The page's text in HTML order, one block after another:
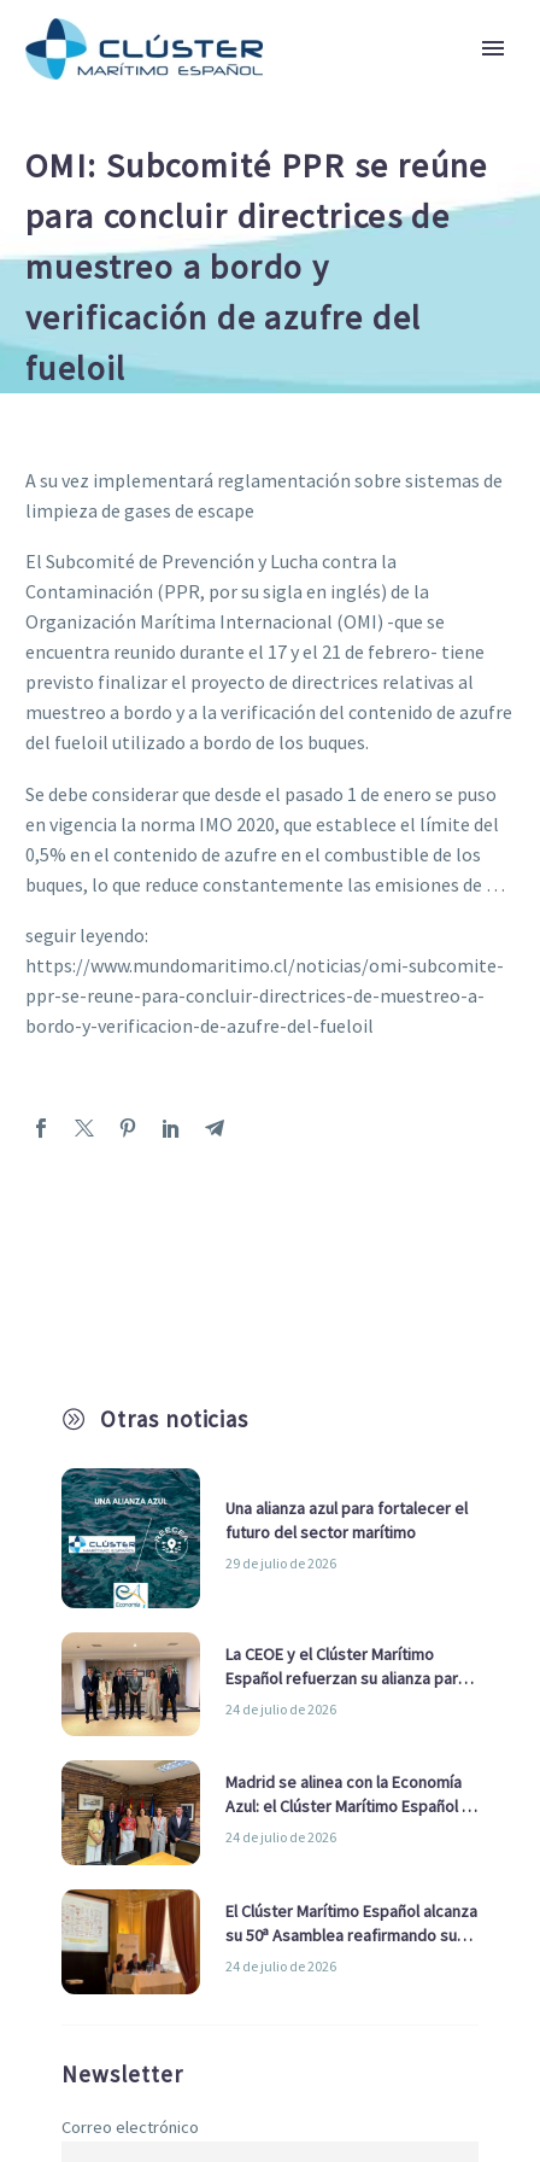
OMI: Subcomité PPR se reúne
para concluir directrices de
muestreo a bordo y
verificación de azufre del
fueloil
A Otras noticias
Una alianza azul para fortalecer el
futuro del sector marítimo
29 de julio de 2026
La CEOE y el Clúster Marítimo
Español refuerzan su alianza para
impulsar una estrategia Nacional
24 de julio de 2026
Madrid se alinea con la Economía
Azul: el Clúster Marítimo Español y
la Real Liga Naval avanzan alianzas
24 de julio de 2026
El Clúster Marítimo Español alcanza
su 50ª Asamblea reafirmando su
liderazgo en la Economía Azul
24 de julio de 2026
Newsletter
Correo electrónico
A su vez implementará reglamentación sobre sistemas de
limpieza de gases de escape
El Subcomité de Prevención y Lucha contra la
Contaminación (PPR, por su sigla en inglés) de la
Organización Marítima Internacional (OMI) -que se
encuentra reunido durante el 17 y el 21 de febrero- tiene
previsto finalizar el proyecto de directrices relativas al
muestreo a bordo y a la verificación del contenido de azufre
del fueloil utilizado a bordo de los buques.
Se debe considerar que desde el pasado 1 de enero se puso
en vigencia la norma IMO 2020, que establece el límite del
0,5% en el contenido de azufre en el combustible de los
buques, lo que reduce constantemente las emisiones de …
seguir leyendo:
https://www.mundomaritimo.cl/noticias/omi-subcomite-
ppr-se-reune-para-concluir-directrices-de-muestreo-a-
bordo-y-verificacion-de-azufre-del-fueloil